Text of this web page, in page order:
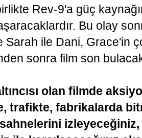
Rev-9'a güç
Bu olay
Sarah ile Dani, Grace'in
sonra film son
olan filmde
trafikte, fabrikalarda
izleyeceğiniz,